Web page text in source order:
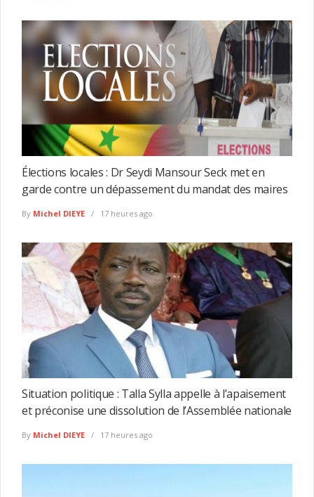
Élections locales : Dr Seydi Mansour Seck met en
garde contre un dépassement du mandat des maires
By Michel DIEYE 17 heures ago
Situation politique : Talla Sylla appelle à l’apaisement
et préconise une dissolution de l’Assemblée nationale
By Michel DIEYE 17 heures ago